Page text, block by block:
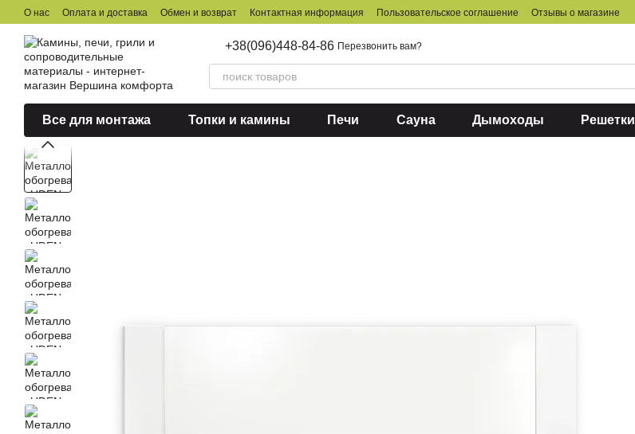
Перейти к основному контенту
О нас Оплата и доставка Обмен и возврат Контактная информация Пользовательское соглашение Отзывы о магазине
+38(096)448-84-86 Перезвонить вам?
Все для монтажа Топки и камины Печи Сауна Дымоходы Решетки